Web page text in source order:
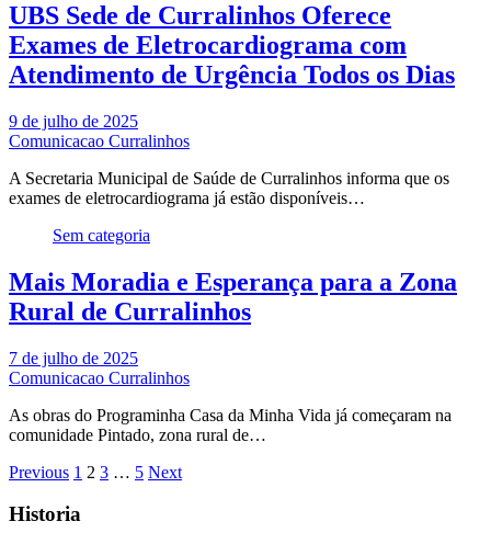
UBS Sede de Curralinhos Oferece
Exames de Eletrocardiograma com
Atendimento de Urgência Todos os Dias
9 de julho de 2025
Comunicacao Curralinhos
A Secretaria Municipal de Saúde de Curralinhos informa que os
exames de eletrocardiograma já estão disponíveis…
Sem categoria
Mais Moradia e Esperança para a Zona
Rural de Curralinhos
7 de julho de 2025
Comunicacao Curralinhos
As obras do Programinha Casa da Minha Vida já começaram na
comunidade Pintado, zona rural de…
Paginação
de
Previous 1 2 3 … 5 Next
Historia